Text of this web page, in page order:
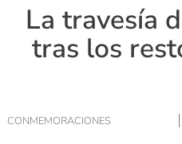
La travesía
tras los
CONMEMORACIONES